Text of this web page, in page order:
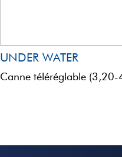
UNDER WATER